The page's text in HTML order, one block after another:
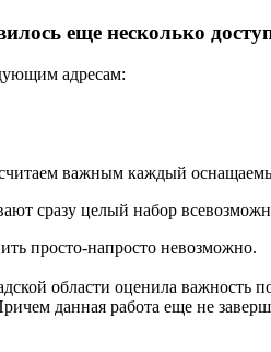
еще несколько
адресам:
важным каждый
сразу целый набор
просто-напросто невозможно.
области оценила важность
данная работа еще не